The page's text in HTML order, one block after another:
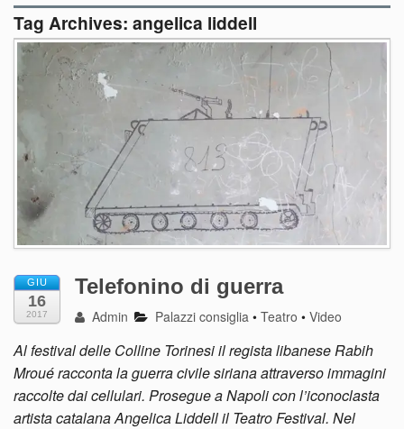
Contatti
dT in English
Tag Archives: angelica liddell
GIU
16
2017
Telefonino di guerra
Admin Palazzi consiglia •Teatro •Video
Al festival delle Colline Torinesi il regista libanese Rabih
Mroué racconta la guerra civile siriana attraverso immagini
raccolte dai cellulari. Prosegue a Napoli con l’iconoclasta
artista catalana Angelica Liddell il Teatro Festival. Nel